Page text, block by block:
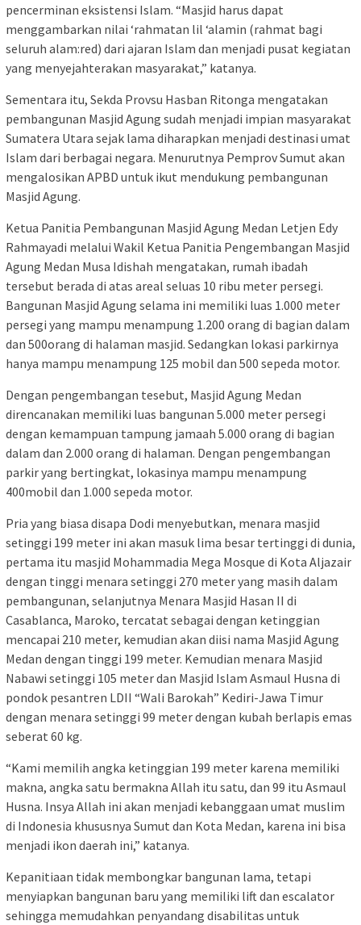
pencerminan eksistensi Islam. “Masjid harus dapat
menggambarkan nilai ‘rahmatan lil ‘alamin (rahmat bagi
seluruh alam:red) dari ajaran Islam dan menjadi pusat kegiatan
yang menyejahterakan masyarakat,” katanya.
Sementara itu, Sekda Provsu Hasban Ritonga mengatakan
pembangunan Masjid Agung sudah menjadi impian masyarakat
Sumatera Utara sejak lama diharapkan menjadi destinasi umat
Islam dari berbagai negara. Menurutnya Pemprov Sumut akan
mengalosikan APBD untuk ikut mendukung pembangunan
Masjid Agung.
Ketua Panitia Pembangunan Masjid Agung Medan Letjen Edy
Rahmayadi melalui Wakil Ketua Panitia Pengembangan Masjid
Agung Medan Musa Idishah mengatakan, rumah ibadah
tersebut berada di atas areal seluas 10 ribu meter persegi.
Bangunan Masjid Agung selama ini memiliki luas 1.000 meter
persegi yang mampu menampung 1.200 orang di bagian dalam
dan 500orang di halaman masjid. Sedangkan lokasi parkirnya
hanya mampu menampung 125 mobil dan 500 sepeda motor.
Dengan pengembangan tesebut, Masjid Agung Medan
direncanakan memiliki luas bangunan 5.000 meter persegi
dengan kemampuan tampung jamaah 5.000 orang di bagian
dalam dan 2.000 orang di halaman. Dengan pengembangan
parkir yang bertingkat, lokasinya mampu menampung
400mobil dan 1.000 sepeda motor.
Pria yang biasa disapa Dodi menyebutkan, menara masjid
setinggi 199 meter ini akan masuk lima besar tertinggi di dunia,
pertama itu masjid Mohammadia Mega Mosque di Kota Aljazair
dengan tinggi menara setinggi 270 meter yang masih dalam
pembangunan, selanjutnya Menara Masjid Hasan II di
Casablanca, Maroko, tercatat sebagai dengan ketinggian
mencapai 210 meter, kemudian akan diisi nama Masjid Agung
Medan dengan tinggi 199 meter. Kemudian menara Masjid
Nabawi setinggi 105 meter dan Masjid Islam Asmaul Husna di
pondok pesantren LDII “Wali Barokah” Kediri-Jawa Timur
dengan menara setinggi 99 meter dengan kubah berlapis emas
seberat 60 kg.
“Kami memilih angka ketinggian 199 meter karena memiliki
makna, angka satu bermakna Allah itu satu, dan 99 itu Asmaul
Husna. Insya Allah ini akan menjadi kebanggaan umat muslim
di Indonesia khususnya Sumut dan Kota Medan, karena ini bisa
menjadi ikon daerah ini,” katanya.
Kepanitiaan tidak membongkar bangunan lama, tetapi
menyiapkan bangunan baru yang memiliki lift dan escalator
sehingga memudahkan penyandang disabilitas untuk